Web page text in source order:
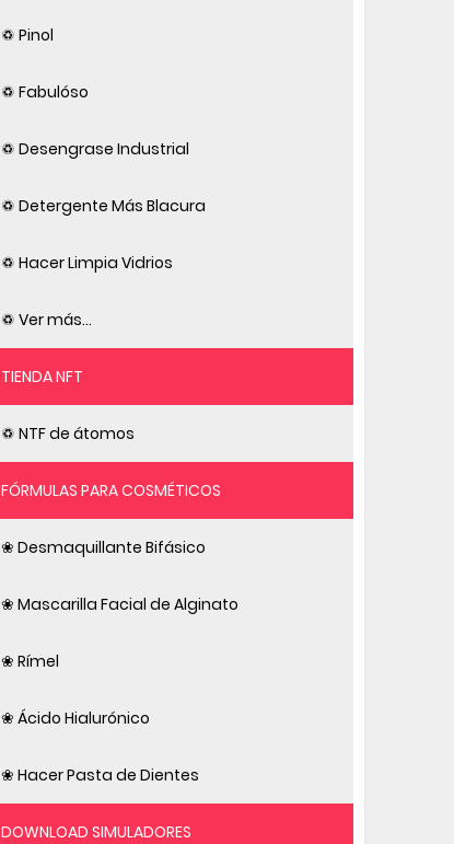
♽ Pinol
♽ Fabulóso
♽ Desengrase Industrial
♽ Detergente Más Blacura
♽ Hacer Limpia Vidrios
♽ Ver más...
TIENDA NFT
♽ NTF de átomos
FÓRMULAS PARA COSMÉTICOS
❀ Desmaquillante Bifásico
❀ Mascarilla Facial de Alginato
❀ Rímel
❀ Ácido Hialurónico
❀ Hacer Pasta de Dientes
DOWNLOAD SIMULADORES